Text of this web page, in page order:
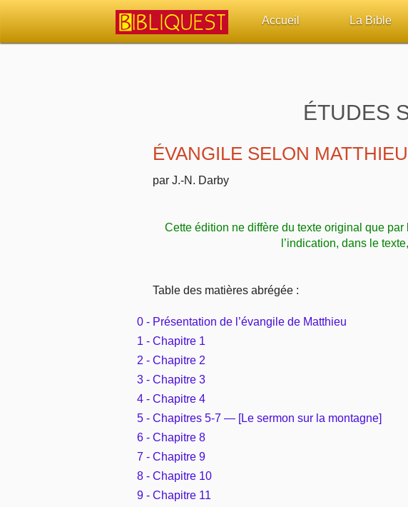
Accueil La Bible
Versets
ÉTUDES
ÉVANGILE SELON MATTHIEU
par J.-N. Darby
Cette édition ne diffère du texte original que
l’indication, dans le
Table des matières abrégée :
0 - Présentation de l’évangile de Matthieu
1 - Chapitre 1
2 - Chapitre 2
3 - Chapitre 3
4 - Chapitre 4
5 - Chapitres 5-7 — [Le sermon sur la montagne]
6 - Chapitre 8
7 - Chapitre 9
8 - Chapitre 10
9 - Chapitre 11